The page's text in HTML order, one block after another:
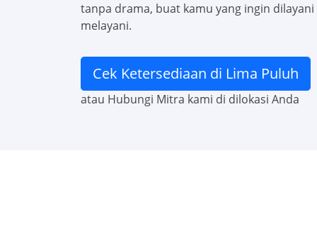
tanpa drama, buat kamu yang ingin
melayani.
Cek Ketersediaan di Lima Puluh
atau Hubungi Mitra kami di dilokasi Anda